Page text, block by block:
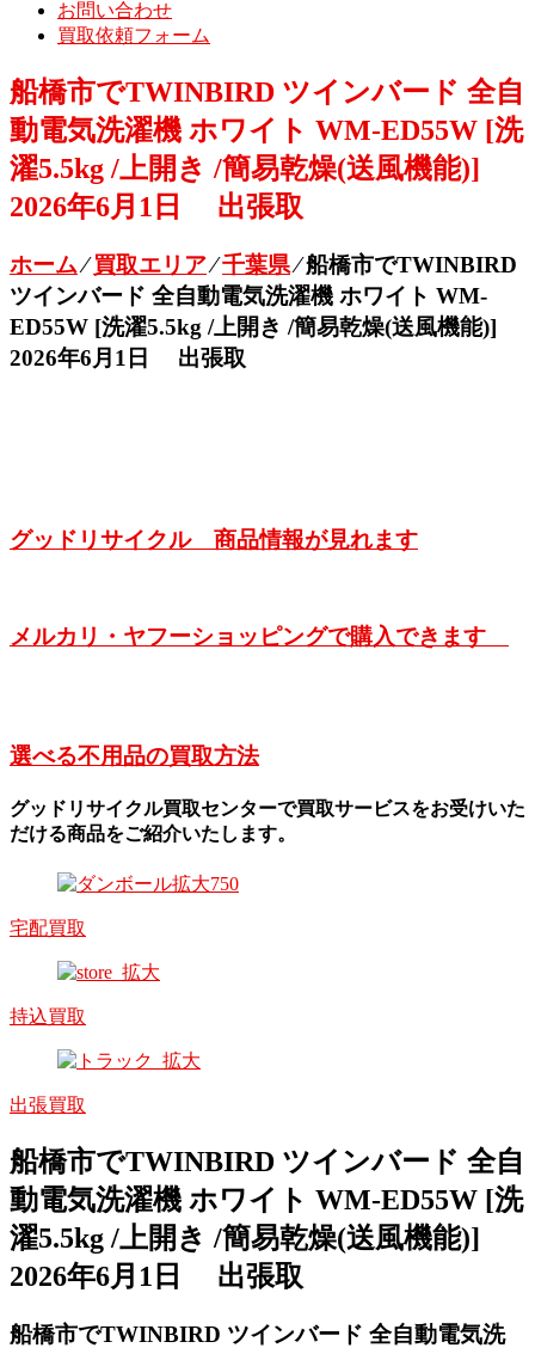
お問い合わせ
買取依頼フォーム
船橋市でTWINBIRD ツインバード 全自
動電気洗濯機 ホワイト WM-ED55W [洗
濯5.5kg /上開き /簡易乾燥(送風機能)]
2026年6月1日 出張取
ホーム⁄買取エリア⁄千葉県⁄船橋市でTWINBIRD
ツインバード 全自動電気洗濯機 ホワイト WM-
ED55W [洗濯5.5kg /上開き /簡易乾燥(送風機能)]
2026年6月1日 出張取
グッドリサイクル 商品情報が見れます
メルカリ・ヤフーショッピングで購入できます
選べる不用品の買取方法
グッドリサイクル買取センターで買取サービスをお受けいた
だける商品をご紹介いたします。
宅配買取
持込買取
出張買取
船橋市でTWINBIRD ツインバード 全自
動電気洗濯機 ホワイト WM-ED55W [洗
濯5.5kg /上開き /簡易乾燥(送風機能)]
2026年6月1日 出張取
船橋市でTWINBIRD ツインバード 全自動電気洗